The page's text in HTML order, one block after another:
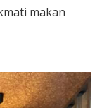
makan